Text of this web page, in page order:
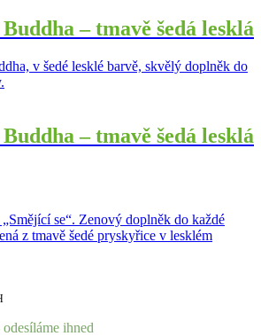
– tmavě šedá lesklá
– tmavě šedá lesklá
se“. Zenový doplněk do každé
z tmavě šedé pryskyřice v lesklém
ihned